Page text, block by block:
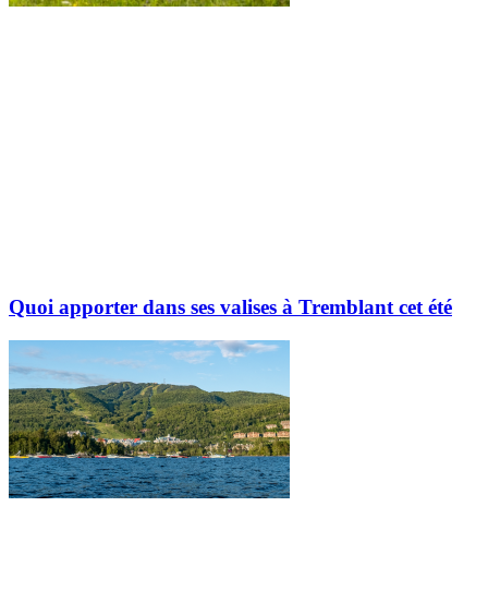
Quoi apporter dans ses valises à Tremblant cet été